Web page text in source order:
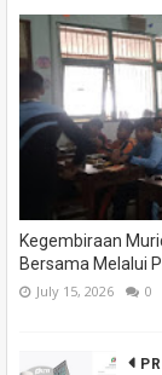
Kegembiraan
Bersama Melalui
July 15, 2026 0